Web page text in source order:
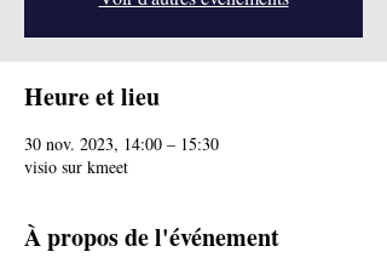
Heure et lieu
30 nov. 2023, 14:00 – 15:30
visio sur kmeet
À propos de l'événement